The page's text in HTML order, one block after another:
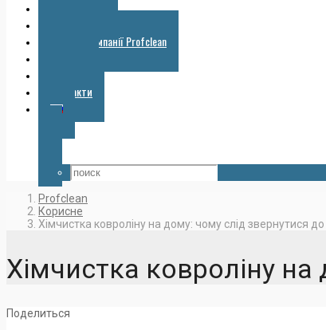
Галерея компанії Profclean
Контакти
Profclean
Корисне
Хімчистка ковроліну на дому: чому слід звернутися
Хімчистка ковроліну
Поделиться